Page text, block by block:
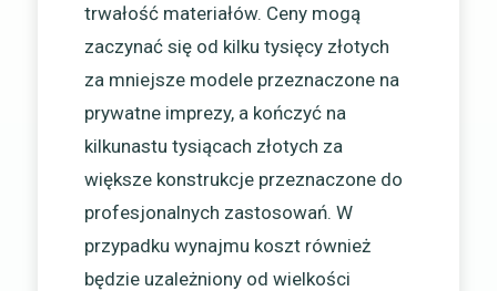
trwałość materiałów. Ceny mogą
zaczynać się od kilku tysięcy złotych
za mniejsze modele przeznaczone na
prywatne imprezy, a kończyć na
kilkunastu tysiącach złotych za
większe konstrukcje przeznaczone do
profesjonalnych zastosowań. W
przypadku wynajmu koszt również
będzie uzależniony od wielkości